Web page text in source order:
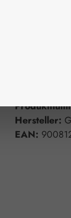
Zum
Hersteller:
EAN: